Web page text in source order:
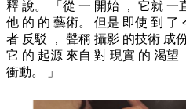
釋 說。 「從 一 開始 ， 它就 一
他 的 的 藝術。 但是 即使 到 了
者 反駁 ， 聲稱 攝影 的技術 成
它 的 起源 來自 對 現實 的 渴望
衝動。 」